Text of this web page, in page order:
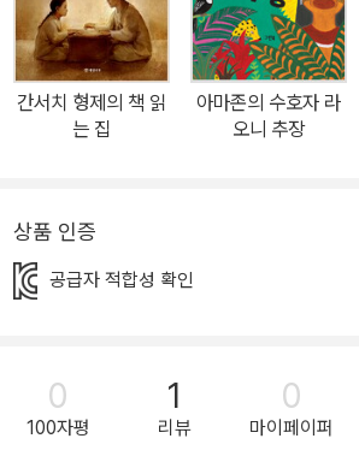
올 수 있을까? 어떤 게 진짜 선생님의 얼굴일까? 동물들이 기억하
선생님 얼굴이 하나가 아니다! 선생님 얼굴이
기 다른 얼굴을 여기저기에서 찾아온다. 선생
굴들 중에서 동물들이 바라는 대로 환하고 밝
정의 중요성을 깨달았기 때문이다. 모든 얼굴
않은 것은 없다. 웃는 얼굴, 다정한 얼굴만 하
즐겁게 지낼 수 있지 않을까? 얼굴 표정은 감정이 드러나는 모니터!
풍부한 감정은 마음에서 나와 얼굴을 통해 다
감정은 나만의 것이지만 얼굴로 나타나는 표
간서치 형제의 책 읽
는 집
아마존의 수호자 라
오니 추장
상품 인증
공급자 적합성 확인
0
100자평
1
리뷰
0
마이페이퍼